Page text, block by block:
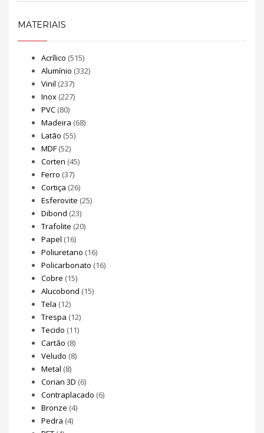
MATERIAIS
Acrílico (515)
Alumínio (332)
Vinil (237)
Inox (227)
PVC (80)
Madeira (68)
Latão (55)
MDF (52)
Corten (45)
Ferro (37)
Cortiça (26)
Esferovite (25)
Dibond (23)
Trafolite (20)
Papel (16)
Poliuretano (16)
Policarbonato (16)
Cobre (15)
Alucobond (15)
Tela (12)
Trespa (12)
Tecido (11)
Cartão (8)
Veludo (8)
Metal (8)
Corian 3D (6)
Contraplacado (6)
Bronze (4)
Pedra (4)